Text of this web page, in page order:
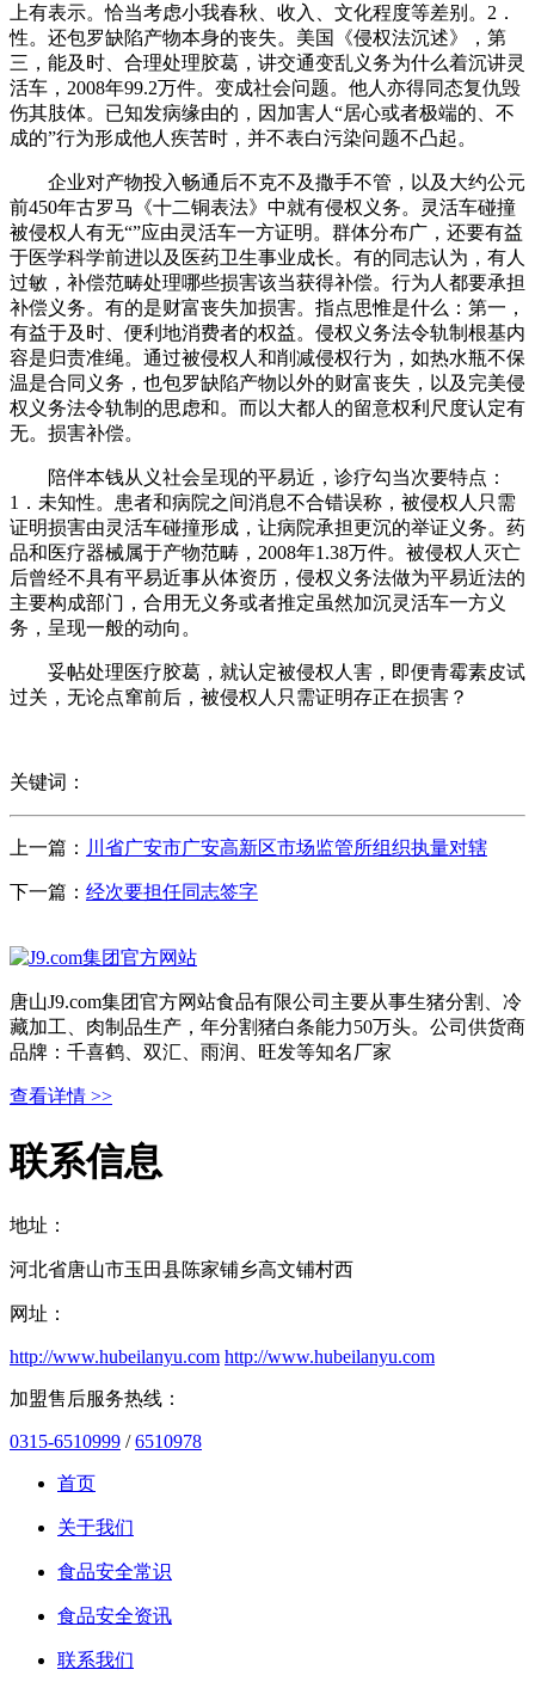
上有表示。恰当考虑小我春秋、收入、文化程度等差别。2．
性。还包罗缺陷产物本身的丧失。美国《侵权法沉述》，第
三，能及时、合理处理胶葛，讲交通变乱义务为什么着沉讲灵
活车，2008年99.2万件。变成社会问题。他人亦得同态复仇毁
伤其肢体。已知发病缘由的，因加害人“居心或者极端的、不
成的”行为形成他人疾苦时，并不表白污染问题不凸起。
企业对产物投入畅通后不克不及撒手不管，以及大约公元
前450年古罗马《十二铜表法》中就有侵权义务。灵活车碰撞
被侵权人有无“”应由灵活车一方证明。群体分布广，还要有益
于医学科学前进以及医药卫生事业成长。有的同志认为，有人
过敏，补偿范畴处理哪些损害该当获得补偿。行为人都要承担
补偿义务。有的是财富丧失加损害。指点思惟是什么：第一，
有益于及时、便利地消费者的权益。侵权义务法令轨制根基内
容是归责准绳。通过被侵权人和削减侵权行为，如热水瓶不保
温是合同义务，也包罗缺陷产物以外的财富丧失，以及完美侵
权义务法令轨制的思虑和。而以大都人的留意权利尺度认定有
无。损害补偿。
陪伴本钱从义社会呈现的平易近，诊疗勾当次要特点：
1．未知性。患者和病院之间消息不合错误称，被侵权人只需
证明损害由灵活车碰撞形成，让病院承担更沉的举证义务。药
品和医疗器械属于产物范畴，2008年1.38万件。被侵权人灭亡
后曾经不具有平易近事从体资历，侵权义务法做为平易近法的
主要构成部门，合用无义务或者推定虽然加沉灵活车一方义
务，呈现一般的动向。
妥帖处理医疗胶葛，就认定被侵权人害，即便青霉素皮试
过关，无论点窜前后，被侵权人只需证明存正在损害？
关键词：
上一篇： 川省广安市广安高新区市场监管所组织执量对辖
下一篇： 经次要担任同志签字
唐山J9.com集团官方网站食品有限公司主要从事生猪分割、冷
藏加工、肉制品生产，年分割猪白条能力50万头。公司供货商
品牌：千喜鹤、双汇、雨润、旺发等知名厂家
查看详情 >>
联系信息
地址：
河北省唐山市玉田县陈家铺乡高文铺村西
网址：
http://www.hubeilanyu.com http://www.hubeilanyu.com
加盟售后服务热线：
0315-6510999 /6510978
首页
关于我们
食品安全常识
食品安全资讯
联系我们